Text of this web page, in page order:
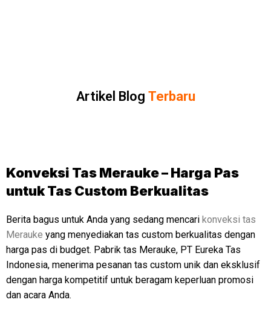
Artikel Blog Terbaru
Konveksi Tas Merauke – Harga Pas
untuk Tas Custom Berkualitas
Berita bagus untuk Anda yang sedang mencari konveksi tas
Merauke yang menyediakan tas custom berkualitas dengan
harga pas di budget. Pabrik tas Merauke, PT Eureka Tas
Indonesia, menerima pesanan tas custom unik dan eksklusif
dengan harga kompetitif untuk beragam keperluan promosi
dan acara Anda.